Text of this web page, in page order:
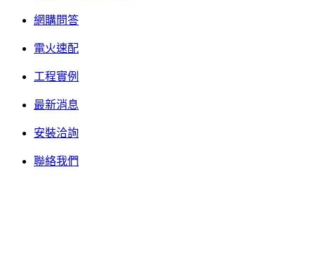
網購問答
電火速配
工程實例
最新消息
安裝洽詢
聯絡我們